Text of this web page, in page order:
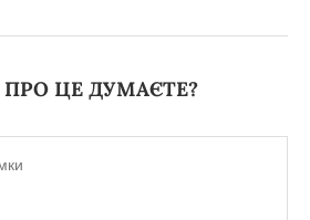
ЦЕ ДУМАЄТЕ?